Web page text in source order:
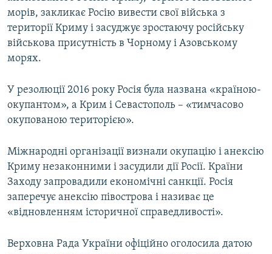
морів, закликає Росію вивести свої війська з
території Криму і засуджує зростаючу російську
військова присутність в Чорному і Азовському
морях.
У резолюції 2016 року Росія була названа «країною-
окупантом», а Крим і Севастополь – «тимчасово
окупованою територією».
Міжнародні організації визнали окупацію і анексію
Криму незаконними і засудили дії Росії. Країни
Заходу запровадили економічні санкції. Росія
заперечує анексію півострова і називає це
«відновленням історичної справедливості».
Верховна Рада України офіційно оголосила датою